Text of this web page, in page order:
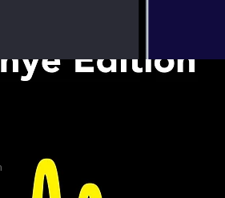
'Ye' Gives Kanye West Eighth
One Album